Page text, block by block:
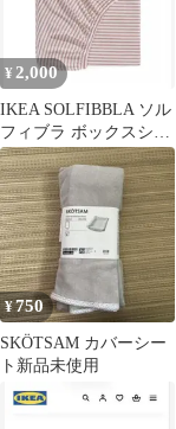
¥ 2,000
IKEA SOLFIBBLA ソル
フィブラ ボックスシー
ツ 140x200
¥750
SKÖTSAM カバーシー
ト新品未使用